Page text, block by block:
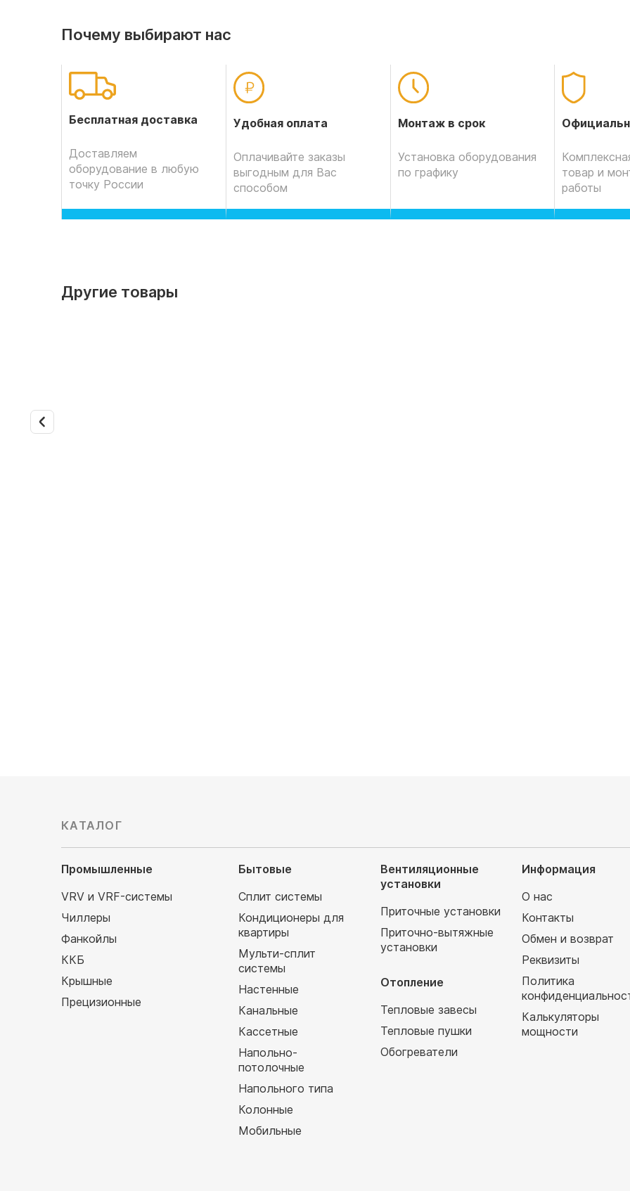
Почему выбирают нас
Бесплатная доставка
Доставляем
оборудование в любую
точку России
Удобная оплата
Оплачивайте заказы
выгодным для Вас
способом
Монтаж в срок
Установка оборудования
по графику
товар и
работы
Другие товары
КАТАЛОГ
Промышленные
VRV и VRF-системы
Чиллеры
Фанкойлы
ККБ
Крышные
Прецизионные
Бытовые
Сплит системы
Кондиционеры для
квартиры
Мульти-сплит
системы
Настенные
Канальные
Кассетные
Напольно-
потолочные
Напольного типа
Колонные
Мобильные
Вентиляционные
установки
Приточные установки
Приточно-вытяжные
установки
Отопление
Тепловые завесы
Тепловые пушки
Обогреватели
Информация
О нас
Контакты
Обмен и возврат
Реквизиты
Политика
Калькуляторы
мощности